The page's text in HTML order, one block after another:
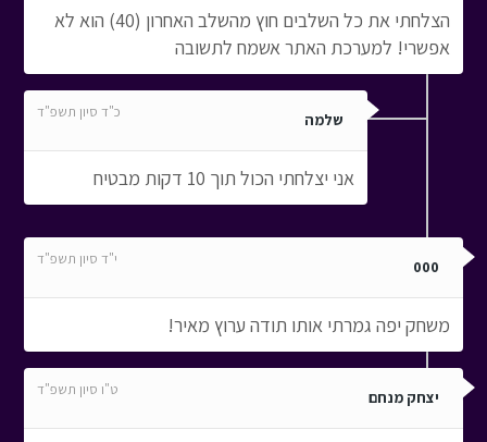
הצלחתי את כל השלבים חוץ מהשלב האחרון (40) הוא לא
אפשרי! למערכת האתר אשמח לתשובה
שלמה כ"ד סיון תשפ"ד
אני יצלחתי הכול תוך 10 דקות מבטיח
000 י"ד סיון תשפ"ד
משחק יפה גמרתי אותו תודה ערוץ מאיר!
יצחק מנחם ט"ו סיון תשפ"ד